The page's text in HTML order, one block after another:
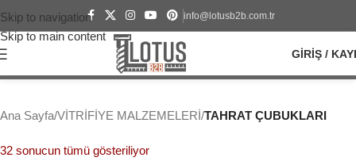
Skip to navigation
Skip to main content
info@lotusb2b.com.tr
GIRIŞ /
Ana Sayfa/VİTRİFİYE MALZEMELERİ/TAHRAT ÇUBUKLARI
32 sonucun tümü gösteriliyor